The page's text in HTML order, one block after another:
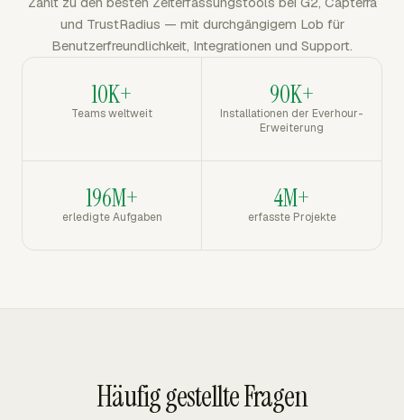
und TrustRadius — mit durchgängigem Lob für
Benutzerfreundlichkeit, Integrationen und Support.
10K+
Teams weltweit
90K+
Installationen der Everhour-
Erweiterung
196M+
erledigte Aufgaben
4M+
erfasste Projekte
Häufig gestellte Fragen